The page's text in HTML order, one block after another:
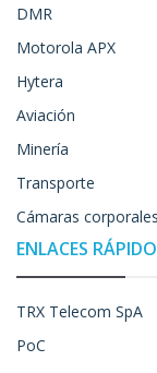
DMR
Motorola APX
Hytera
Aviación
Minería
Transporte
Cámaras corporales
ENLACES
TRX Telecom SpA
PoC